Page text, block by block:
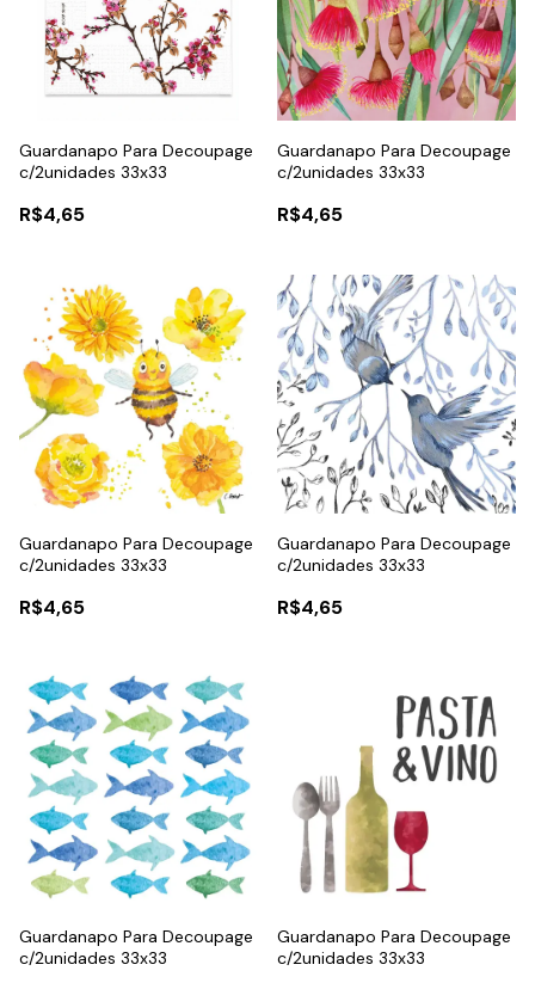
Guardanapo Para Decoupage
c/2unidades 33x33
R$4,65
Guardanapo Para Decoupage
c/2unidades 33x33
R$4,65
Guardanapo Para Decoupage
c/2unidades 33x33
R$4,65
Guardanapo Para Decoupage
c/2unidades 33x33
R$4,65
Guardanapo Para Decoupage
c/2unidades 33x33
Guardanapo Para Decoupage
c/2unidades 33x33